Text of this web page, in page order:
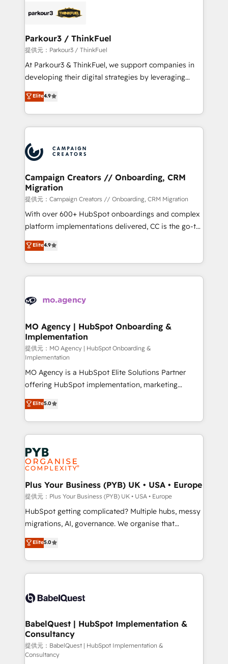
strategies that integrate data-driven marketing,
companies scale faster and smarter. 🔹 BOOMS:
Demand generation for all your buyers With BOOMS,
you invest in 100% of your buyers, accelerating your
growth and positioning yourself as an undisputed
transformation process A methodology designed to
implement HubSpot effectively and optimize your
record of business transformation, our growth-first
approach has helped brands dominate their
Parkour3 / ThinkFuel
提供元：Parkour3 / ThinkFuel
At Parkour3 & ThinkFuel, we support companies in
developing their digital strategies by leveraging
technologies and automating their marketing and
sales processes to generate growth. Our offer spans
from Strategy to Operations. We specialize in CRM
onboarding and implementation, web design, sales
extensive experience working with tech companies
and manufacturers since 2002, we are committed to
empowering our clients and developing their
autonomy. Get to grips with HubSpot through
guided implementation and seamless integration of
the CRM platform into your digital ecosystem. Would
you like support in deploying your inbound
to your needs and sales objectives. With 125+
certifications, we are part of the most certified
services are offered in both English & French.
Elite4.9
Campaign Creators // Onboarding, CRM
Migration
提供元：Campaign Creators // Onboarding, CRM Migration
With over 600+ HubSpot onboardings and complex
platform implementations delivered, CC is the go-to
Elite Solutions Partner for businesses ready to
migrate, replatform, and scale smarter. We specialize
in high-impact CRM and CMS migrations and
onboarding from platforms like Salesforce, NetSuite,
WordPress and legacy CRMs, turning fragmented
architectures that accelerate revenue operations and
performance. - Multi-object CRM migration, cleanup,
and implementation. - Pre-built and custom
integrations across your full tech stack. - Custom
object setup, CMS builds, and full-funnel automation.
- Dashboards, lifecycle campaigns, and lead
nurturing sequences. - Cross-hub setup across
Marketing, Sales, Operations, and Service Hubs. -
Ongoing optimization, managed support, and
scalable retainers. Let’s make HubSpot your most
powerful growth engine. Built to convert, scale, and
drive results.
Elite4.9
MO Agency | HubSpot Onboarding &
Implementation
提供元：MO Agency | HubSpot Onboarding &
Implementation
MO Agency is a HubSpot Elite Solutions Partner
offering HubSpot implementation, marketing
automation, CRM and RevOps consulting, B2B SEO,
paid media, content marketing, AEO and GEO (AI
search optimisation), and HubSpot Content Hub and
WordPress development. We work with enterprise
and growth-led companies across technology,
professional services, financial services and
industrial sectors. Offices in Johannesburg, Cape
Town, Dubai & London. 500+ HubSpot CRM
implementations delivered. AI visibility coverage
across ChatGPT, Claude, Perplexity, Gemini and
Google AI Overviews. HubSpot Impact Award -
Innovation HubSpot Impact Award - Platform
Migration Excellence HubSpot Impact Award -
accreditations with HubSpot.
Elite5.0
Plus Your Business (PYB) UK • USA • Europe
提供元：Plus Your Business (PYB) UK • USA • Europe
HubSpot getting complicated? Multiple hubs, messy
migrations, AI, governance. We organise that
complexity, so your team can put HubSpot to work...
Welcome to our Profile! We help with: • CRM
implementation, reports, workflows, and team
training • CRM migration from Salesforce, Pipedrive,
custom API integrations with ERP (and other
operations A little about us: • Boutique 'Elite' team of
12 • 150+ clients across Sales Hub, Marketing Hub,
Service Hub, Data Hub and CMS • ISO/IEC
27001:2022, ISO 9001:2015, and ISO 42001:2023
Elite5.0
BabelQuest | HubSpot Implementation &
Consultancy
提供元：BabelQuest | HubSpot Implementation &
Consultancy